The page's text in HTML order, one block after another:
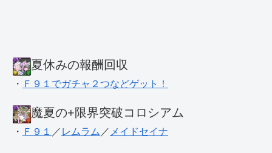
夏休みの報酬回収
・ Ｆ９１でガチャ２つなどゲット！
魔夏の+限界突破コロシアム
・ Ｆ９１ ／ レムラム ／ メイドセイナ